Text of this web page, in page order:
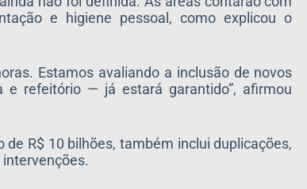
e higiene pessoal, como explicou o
Estamos avaliando a inclusão de novos
e refeitório — já estará garantido”, afirmou
R$ 10 bilhões, também inclui duplicações,